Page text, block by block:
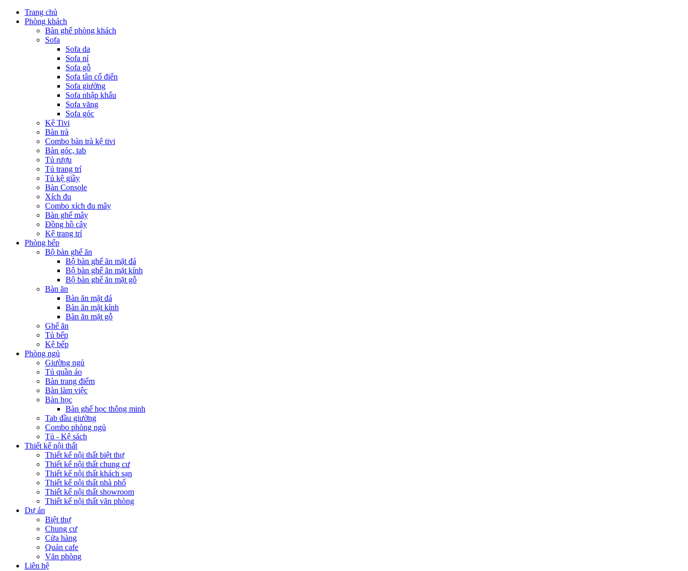
Trang chủ
Phòng khách
Bàn ghế phòng khách
Sofa
Sofa da
Sofa nỉ
Sofa gỗ
Sofa tân cổ điển
Sofa giường
Sofa nhập khẩu
Sofa văng
Sofa góc
Kệ Tivi
Bàn trà
Combo bàn trà kệ tivi
Bàn góc, tab
Tủ rượu
Tủ trang trí
Tủ kệ giầy
Bàn Console
Xích đu
Combo xích đu mây
Bàn ghế mây
Đồng hồ cây
Kệ trang trí
Phòng bếp
Bộ bàn ghế ăn
Bộ bàn ghế ăn mặt đá
Bộ bàn ghế ăn mặt kính
Bộ bàn ghế ăn mặt gỗ
Bàn ăn
Bàn ăn mặt đá
Bàn ăn mặt kính
Bàn ăn mặt gỗ
Ghế ăn
Tủ bếp
Kệ bếp
Phòng ngủ
Giường ngủ
Tủ quần áo
Bàn trang điểm
Bàn làm việc
Bàn học
Bàn ghế học thông minh
Tab đầu giường
Combo phòng ngủ
Tủ - Kệ sách
Thiết kế nội thất
Thiết kế nội thất biệt thự
Thiết kế nội thất chung cư
Thiết kế nội thất khách sạn
Thiết kế nội thất nhà phố
Thiết kế nội thất showroom
Thiết kế nội thất văn phòng
Dự án
Biệt thự
Chung cư
Cửa hàng
Quán cafe
Văn phòng
Liên hệ